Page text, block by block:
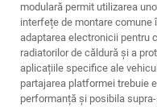
modulară permit utilizarea
interfețe de montare
adaptarea electronicii pentru
radiatorilor de căldură și a
aplicațiile specifice ale
partajarea platformei trebuie
performanță și posibila